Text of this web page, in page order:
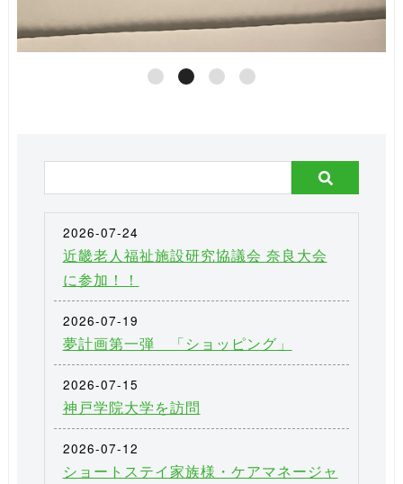
2026-07-24
近畿老人福祉施設研究協議会 奈良大会
に参加！！
2026-07-19
夢計画第一弾 「ショッピング」
2026-07-15
神戸学院大学を訪問
2026-07-12
ショートステイ家族様・ケアマネージャ